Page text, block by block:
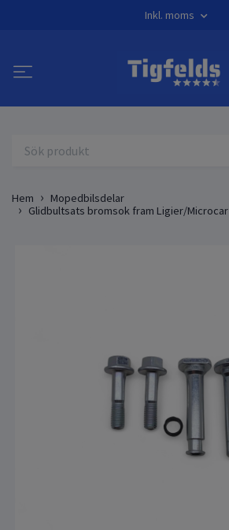
Inkl. moms
Hem
Mopedbilsdelar
Glidbultsats bromsok fram Ligier/Microcar